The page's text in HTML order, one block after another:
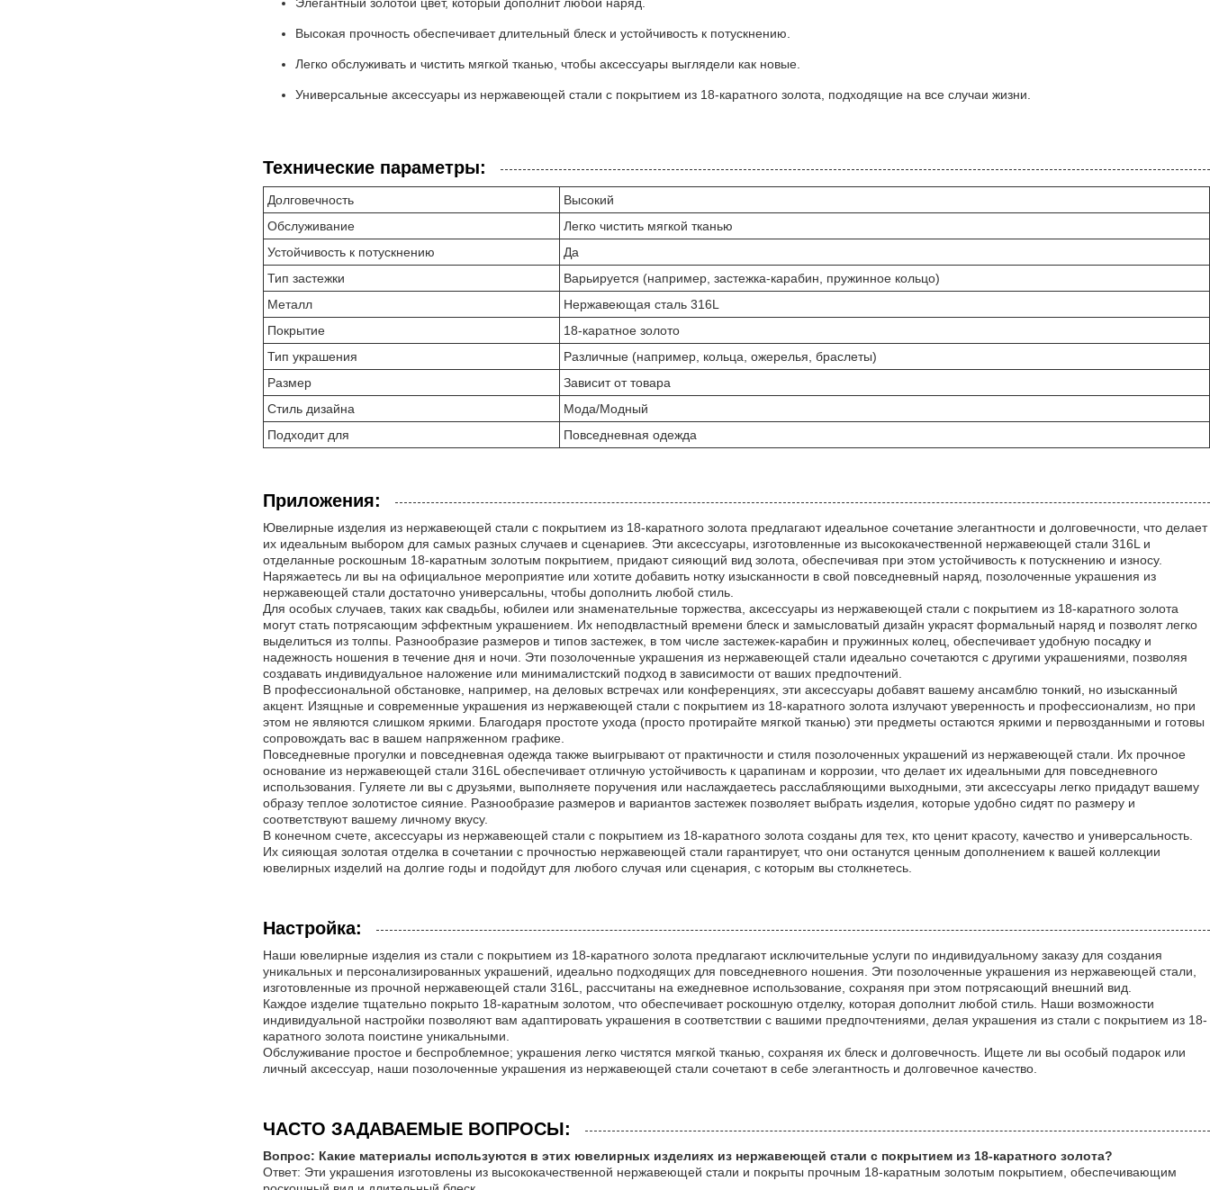
Высокая прочность обеспечивает длительный блеск и устойчивость к потускнению.
Легко обслуживать и чистить мягкой тканью, чтобы аксессуары выглядели как новые.
Универсальные аксессуары из нержавеющей стали с покрытием из 18-каратного золота, подходящие на все случаи жизни.
Технические параметры:
Долговечность
Высокий
Обслуживание
Легко чистить мягкой тканью
Устойчивость к потускнению
Да
Тип застежки
Варьируется (например, застежка-карабин, пружинное кольцо)
Металл
Нержавеющая сталь 316L
Покрытие
18-каратное золото
Тип украшения
Различные (например, кольца, ожерелья, браслеты)
Размер
Зависит от товара
Стиль дизайна
Мода/Модный
Подходит для
Повседневная одежда
Приложения:
Ювелирные изделия из нержавеющей стали с покрытием из 18-каратного золота предлагают идеальное сочетание элегантности и долговечности, что делает
их идеальным выбором для самых разных случаев и сценариев. Эти аксессуары, изготовленные из высококачественной нержавеющей стали 316L и
отделанные роскошным 18-каратным золотым покрытием, придают сияющий вид золота, обеспечивая при этом устойчивость к потускнению и износу.
Наряжаетесь ли вы на официальное мероприятие или хотите добавить нотку изысканности в свой повседневный наряд, позолоченные украшения из
нержавеющей стали достаточно универсальны, чтобы дополнить любой стиль.
Для особых случаев, таких как свадьбы, юбилеи или знаменательные торжества, аксессуары из нержавеющей стали с покрытием из 18-каратного золота
могут стать потрясающим эффектным украшением. Их неподвластный времени блеск и замысловатый дизайн украсят формальный наряд и позволят легко
выделиться из толпы. Разнообразие размеров и типов застежек, в том числе застежек-карабин и пружинных колец, обеспечивает удобную посадку и
надежность ношения в течение дня и ночи. Эти позолоченные украшения из нержавеющей стали идеально сочетаются с другими украшениями, позволяя
создавать индивидуальное наложение или минималистский подход в зависимости от ваших предпочтений.
В профессиональной обстановке, например, на деловых встречах или конференциях, эти аксессуары добавят вашему ансамблю тонкий, но изысканный
акцент. Изящные и современные украшения из нержавеющей стали с покрытием из 18-каратного золота излучают уверенность и профессионализм, но при
этом не являются слишком яркими. Благодаря простоте ухода (просто протирайте мягкой тканью) эти предметы остаются яркими и первозданными и готовы
сопровождать вас в вашем напряженном графике.
Повседневные прогулки и повседневная одежда также выигрывают от практичности и стиля позолоченных украшений из нержавеющей стали. Их прочное
основание из нержавеющей стали 316L обеспечивает отличную устойчивость к царапинам и коррозии, что делает их идеальными для повседневного
использования. Гуляете ли вы с друзьями, выполняете поручения или наслаждаетесь расслабляющими выходными, эти аксессуары легко придадут вашему
образу теплое золотистое сияние. Разнообразие размеров и вариантов застежек позволяет выбрать изделия, которые удобно сидят по размеру и
соответствуют вашему личному вкусу.
В конечном счете, аксессуары из нержавеющей стали с покрытием из 18-каратного золота созданы для тех, кто ценит красоту, качество и универсальность.
Их сияющая золотая отделка в сочетании с прочностью нержавеющей стали гарантирует, что они останутся ценным дополнением к вашей коллекции
ювелирных изделий на долгие годы и подойдут для любого случая или сценария, с которым вы столкнетесь.
Настройка:
Наши ювелирные изделия из стали с покрытием из 18-каратного золота предлагают исключительные услуги по индивидуальному заказу для создания
уникальных и персонализированных украшений, идеально подходящих для повседневного ношения. Эти позолоченные украшения из нержавеющей стали,
изготовленные из прочной нержавеющей стали 316L, рассчитаны на ежедневное использование, сохраняя при этом потрясающий внешний вид.
Каждое изделие тщательно покрыто 18-каратным золотом, что обеспечивает роскошную отделку, которая дополнит любой стиль. Наши возможности
индивидуальной настройки позволяют вам адаптировать украшения в соответствии с вашими предпочтениями, делая украшения из стали с покрытием из 18-
каратного золота поистине уникальными.
Обслуживание простое и беспроблемное; украшения легко чистятся мягкой тканью, сохраняя их блеск и долговечность. Ищете ли вы особый подарок или
личный аксессуар, наши позолоченные украшения из нержавеющей стали сочетают в себе элегантность и долговечное качество.
ЧАСТО ЗАДАВАЕМЫЕ ВОПРОСЫ:
Вопрос: Какие материалы используются в этих ювелирных изделиях из нержавеющей стали с покрытием из 18-каратного золота?
Ответ: Эти украшения изготовлены из высококачественной нержавеющей стали и покрыты прочным 18-каратным золотым покрытием, обеспечивающим